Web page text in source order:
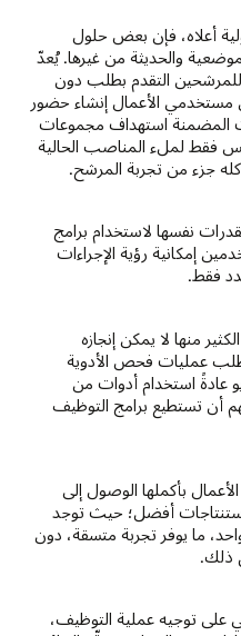
أعلاه، فإن بعض حلول
والحديثة من غيرها. يُعدّ
للمرشحين التقدم بطلب دون
الأعمال إنشاء حضور
المضمنة استهداف مجموعات
فقط لملء المناصب الحالية
جزء من تجربة المرشح.
نفسها لاستخدام برامج
إمكانية رؤية الإجراءات
فقط.
منها لا يمكن إنجازه
عمليات فحص الأدوية
عادةً استخدام أدوات من
أن تستطيع برامج التوظيف
بأكملها الوصول إلى
أفضل؛ حيث توجد
ما يوفر تجربة متسقة، دون
ذلك.
على توجيه عملية التوظيف،